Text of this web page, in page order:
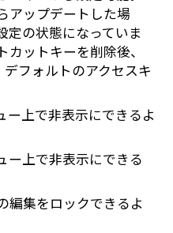
アップデートした場
定の状態になっていま
ットキーを削除後、
フォルトのアクセスキ
ー上で非表示にできるよ
ー上で非表示にできる
編集をロックできるよ